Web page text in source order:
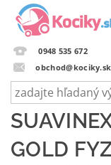
0948 535 672
obchod@kociky.sk
GOLD